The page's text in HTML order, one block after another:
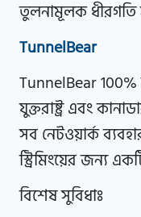
তুলনামূলক ধীরগতি
TunnelBear
TunnelBear 100%
যুক্তরাষ্ট্র এবং
সব নেটওয়ার্ক
স্ট্রিমিংয়ের জন্য
বিশেষ সুবিধাঃ